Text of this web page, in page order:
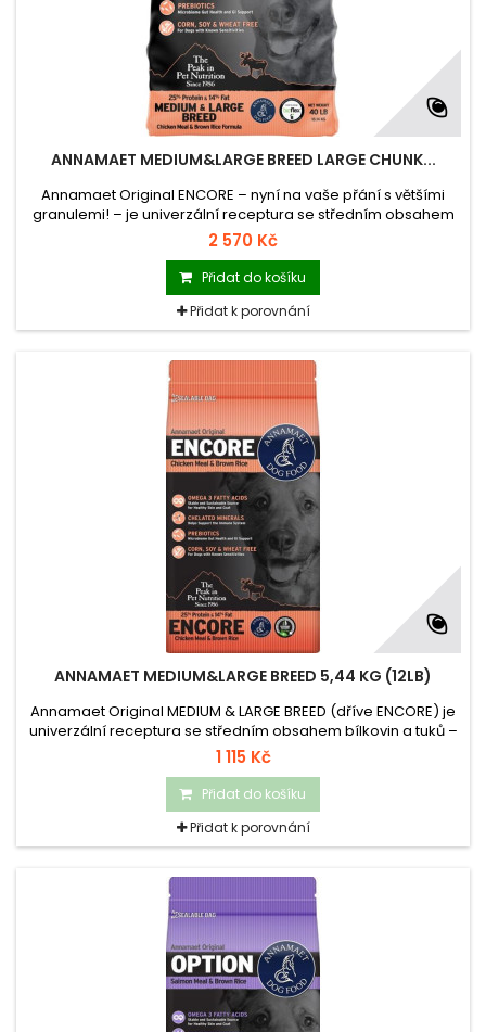
ANNAMAET MEDIUM&LARGE BREED LARGE CHUNK...
Annamaet Original ENCORE – nyní na vaše přání s většími
granulemi! – je univerzální receptura se středním obsahem
bílkovin a tuků – dobrá volba pro průměrně aktivní psy
středně velkých plemen, ideální pro rostoucí štěňata velkých
plemen.
2 570 Kč
Přidat do košíku
Přidat k porovnání
ANNAMAET MEDIUM&LARGE BREED 5,44 KG (12LB)
Annamaet Original MEDIUM & LARGE BREED (dříve ENCORE) je
univerzální receptura se středním obsahem bílkovin a tuků –
dobrá volba pro průměrně aktivní psy středně velkých
plemen, ideální pro rostoucí štěňata velkých plemen.
1 115 Kč
Přidat do košíku
Přidat k porovnání